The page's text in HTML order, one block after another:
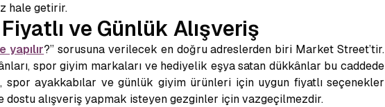
hale getirir.
ve Günlük Alışveriş
yapılır?” sorusuna verilecek en doğru adreslerden biri Market Street’tir.
spor giyim markaları ve hediyelik eşya satan dükkânlar bu caddede
spor ayakkabılar ve günlük giyim ürünleri için uygun fiyatlı seçenekler
alışveriş yapmak isteyen gezginler için vazgeçilmezdir.